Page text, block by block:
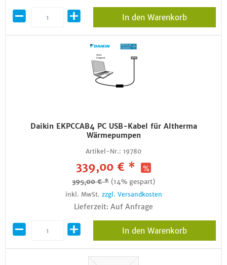
In den Warenkorb
Daikin EKPCCAB4 PC USB-Kabel für Altherma
Wärmepumpen
Artikel-Nr.: 19780
339,00 € *
395,00 € * (14% gespart)
inkl. MwSt. zzgl. Versandkosten
Lieferzeit: Auf Anfrage
In den Warenkorb